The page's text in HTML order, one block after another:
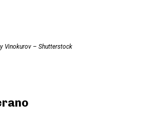
Vinokurov – Shutterstock